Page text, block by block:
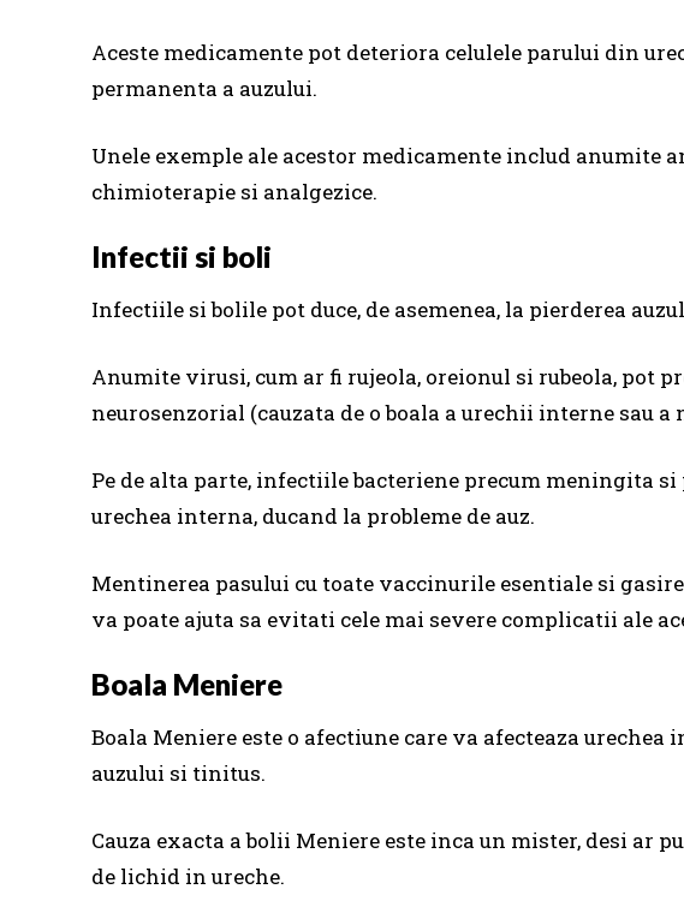
Aceste medicamente pot deteriora celulele parului din
permanenta a auzului.
Unele exemple ale acestor medicamente includ anumite
chimioterapie si analgezice.
Infectii si boli
Infectiile si bolile pot duce, de asemenea, la pierderea
Anumite virusi, cum ar fi rujeola, oreionul si rubeola, pot
neurosenzorial (cauzata de o boala a urechii interne sau
Pe de alta parte, infectiile bacteriene precum meningita
urechea interna, ducand la probleme de auz.
Mentinerea pasului cu toate vaccinurile esentiale si
va poate ajuta sa evitati cele mai severe complicatii ale
Boala Meniere
Boala Meniere este o afectiune care va afecteaza
auzului si tinitus.
Cauza exacta a bolii Meniere este inca un mister, desi ar
de lichid in ureche.